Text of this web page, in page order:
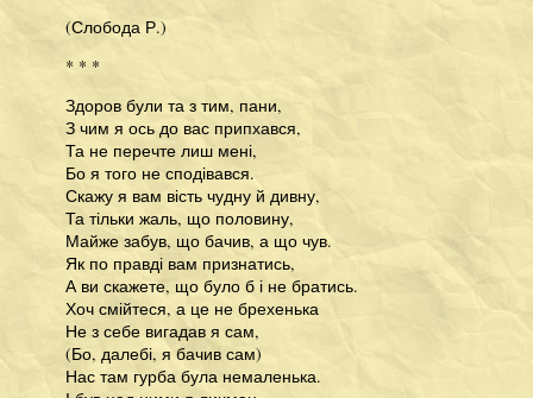
(Слобода Р.)
* * *
Здоров були та з тим, пани,
З чим я ось до вас припхався,
Та не перечте лиш мені,
Бо я того не сподівався.
Скажу я вам вість чудну й дивну,
Та тільки жаль, що половину,
Майже забув, що бачив, а що чув.
Як по правді вам признатись,
А ви скажете, що було б і не братись.
Хоч смійтеся, а це не брехенька
Не з себе вигадав я сам,
(Бо, далебі, я бачив сам)
Нас там гурба була немаленька.